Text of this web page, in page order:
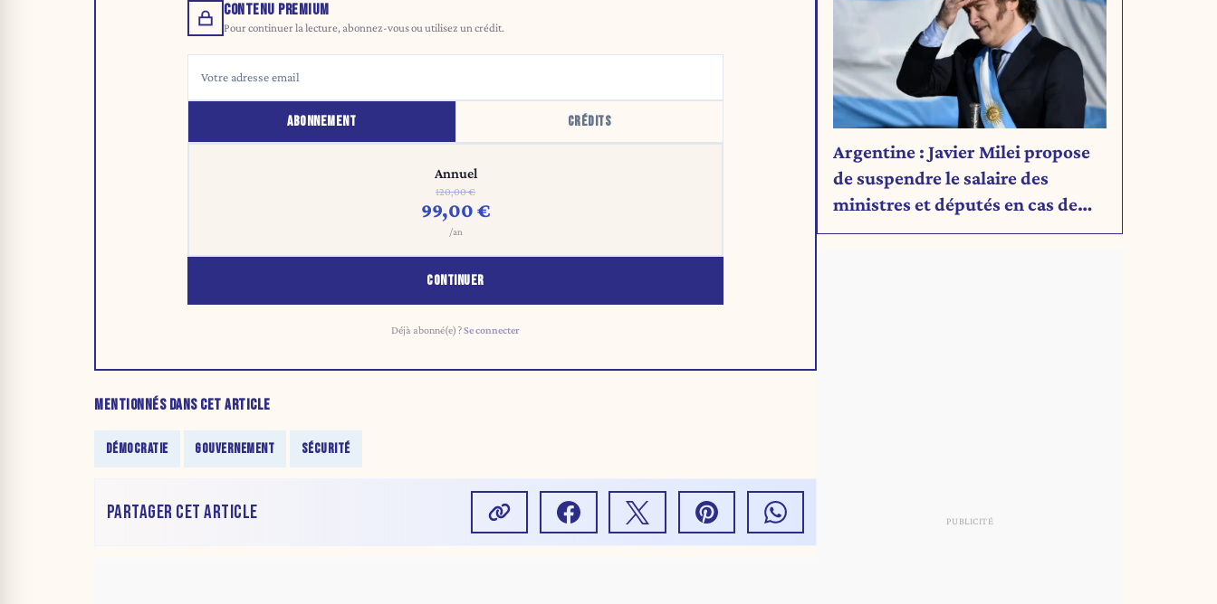
CONTENU PREMIUM
Pour continuer la lecture, abonnez-vous ou utilisez un crédit.
ABONNEMENT CRÉDITS
Annuel
120,00 €
99,00 €
/an
CONTINUER
Déjà abonné(e) ?Se connecter
MENTIONNÉS DANS CET ARTICLE
DÉMOCRATIE GOUVERNEMENT SÉCURITÉ
PARTAGER CET ARTICLE
Argentine : Javier Milei propose
de suspendre le salaire des
ministres et députés en cas de
déficit budgétaire